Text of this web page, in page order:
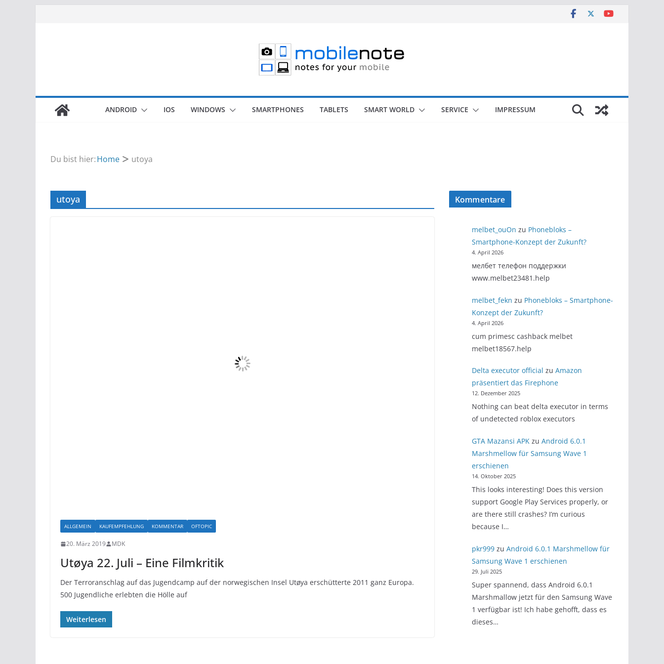
ANDROID IOS WINDOWS SMARTPHONES TABLETS SMART WORLD SERVICE IMPRESSUM
Du bist hier:Home utoya
utoya
ALLGEMEIN KAUFEMPFEHLUNG KOMMENTAR OFTOPIC
20. März 2019 MDK
Utøya 22. Juli – Eine Filmkritik
Der Terroranschlag auf das Jugendcamp auf der norwegischen Insel Utøya erschütterte 2011 ganz Europa.
500 Jugendliche erlebten die Hölle auf
Weiterlesen
Kommentare
melbet_ouOn zu Phonebloks –
Smartphone-Konzept der Zukunft?
4. April 2026
мелбет телефон поддержки
www.melbet23481.help
melbet_fekn zu Phonebloks – Smartphone-
Konzept der Zukunft?
4. April 2026
cum primesc cashback melbet
melbet18567.help
Delta executor official zu Amazon
präsentiert das Firephone
12. Dezember 2025
Nothing can beat delta executor in terms
of undetected roblox executors
GTA Mazansi APKzu Android 6.0.1
Marshmellow für Samsung Wave 1
erschienen
14. Oktober 2025
This looks interesting! Does this version
support Google Play Services properly, or
are there still crashes? I’m curious
because I…
pkr999zu Android 6.0.1 Marshmellow für
Samsung Wave 1 erschienen
29. Juli 2025
Super spannend, dass Android 6.0.1
Marshmallow jetzt für den Samsung Wave
1 verfügbar ist! Ich habe gehofft, dass es
dieses…